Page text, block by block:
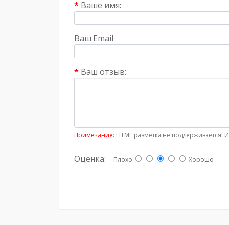
Ваше имя:
Ваш Email
Ваш отзыв:
Примечание: HTML разметка не поддерживается!
Оценка: Плохо Хорошо